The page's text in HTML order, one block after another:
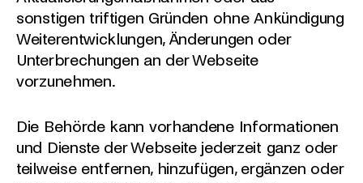
sonstigen triftigen Gründen ohne Ankündigung
Weiterentwicklungen, Änderungen oder
Unterbrechungen an der Webseite
vorzunehmen.
Die Behörde kann vorhandene Informationen
und Dienste der Webseite jederzeit ganz oder
teilweise entfernen, hinzufügen, ergänzen oder